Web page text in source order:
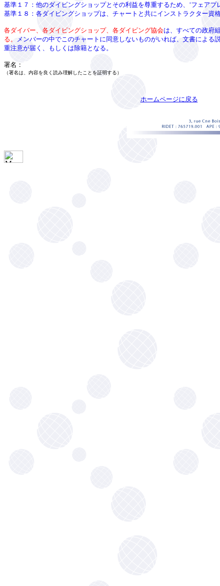
基準１７：他のダイビングショップとその利益を尊重するため、’フェアプ
基準１８：各ダイビングショップは、チャートと共にインストラクター資
各ダイバー、各ダイビングショップ、各ダイビング協会は、すべての政府
る。
メンバーの中でこのチャートに同意しないものがいれば、文書によ
重注意が届く、もしくは除籍となる。
署名：
（署名は、内容を良く読み理解したことを証明する）
ホームページに戻る